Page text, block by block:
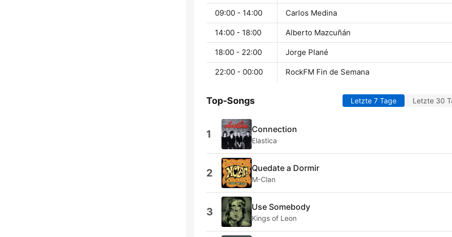
09:00 - 14:00 Carlos Medina
14:00 - 18:00 Alberto Mazcuñán
18:00 - 22:00 Jorge Plané
22:00 - 00:00 RockFM Fin de Semana
Top-Songs Letzte 7 Tage Letzte 30
1 Connection
Elastica
2 Quedate a Dormir
M-Clan
3 Use Somebody
Kings of Leon